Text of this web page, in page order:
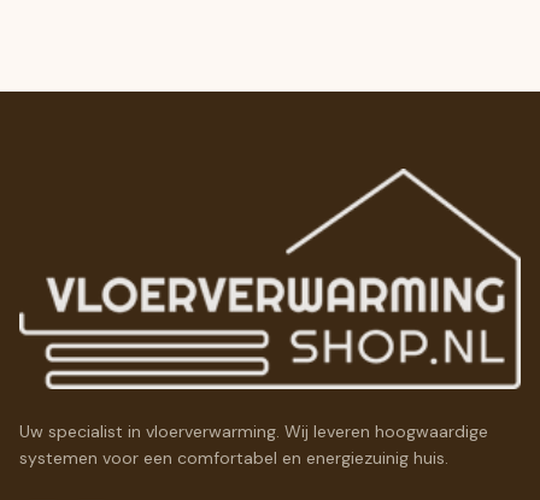
Uw specialist in vloerverwarming. Wij leveren hoogwaardige
systemen voor een comfortabel en energiezuinig huis.